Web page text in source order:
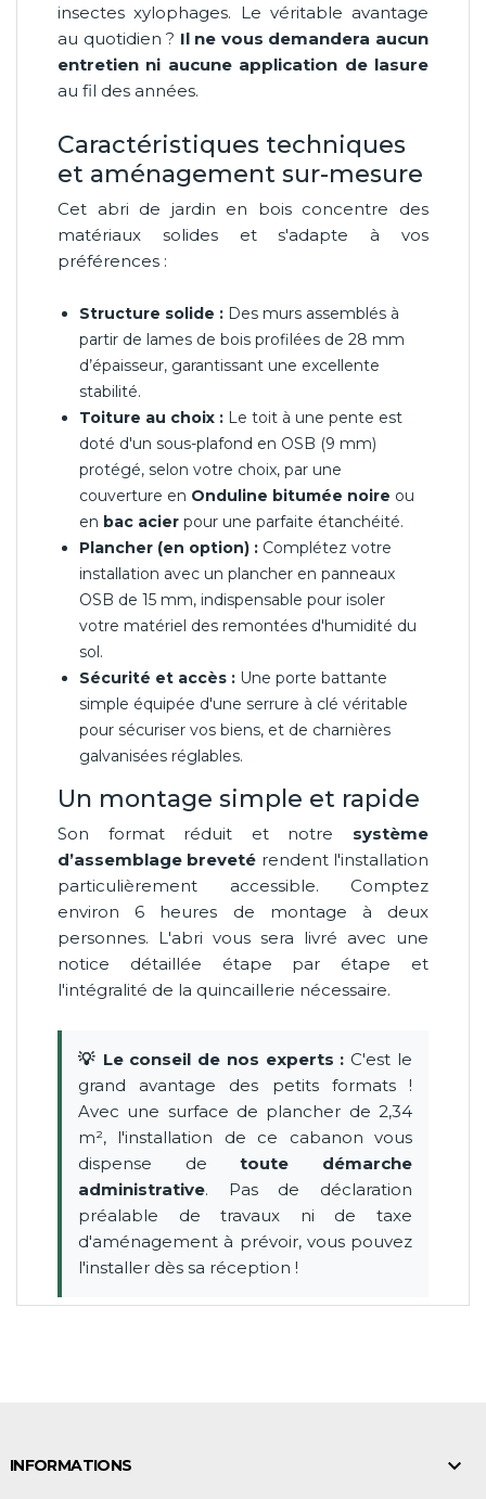
insectes xylophages. Le véritable avantage
au quotidien ? Il ne vous demandera aucun
entretien ni aucune application de lasure
au fil des années.
Caractéristiques techniques
et aménagement sur-mesure
Cet abri de jardin en bois concentre des
matériaux solides et s'adapte à vos
préférences :
Structure solide : Des murs assemblés à
partir de lames de bois profilées de 28 mm
d’épaisseur, garantissant une excellente
stabilité.
Toiture au choix : Le toit à une pente est
doté d'un sous-plafond en OSB (9 mm)
protégé, selon votre choix, par une
couverture en Onduline bitumée noire ou
en bac acier pour une parfaite étanchéité.
Plancher (en option) : Complétez votre
installation avec un plancher en panneaux
OSB de 15 mm, indispensable pour isoler
votre matériel des remontées d'humidité du
sol.
Sécurité et accès : Une porte battante
simple équipée d'une serrure à clé véritable
pour sécuriser vos biens, et de charnières
galvanisées réglables.
Un montage simple et rapide
Son format réduit et notre système
d’assemblage breveté rendent l'installation
particulièrement accessible. Comptez
environ 6 heures de montage à deux
personnes. L'abri vous sera livré avec une
notice détaillée étape par étape et
l'intégralité de la quincaillerie nécessaire.
💡 Le conseil de nos experts : C'est le
grand avantage des petits formats !
Avec une surface de plancher de 2,34
m², l'installation de ce cabanon vous
dispense detoute démarche
administrative. Pas de déclaration
préalable de travaux ni de taxe
d'aménagement à prévoir, vous pouvez
l'installer dès sa réception !
INFORMATIONS 